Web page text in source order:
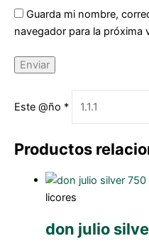
Guarda mi nombre,
navegador para la próxima
Este @ño *
Productos
licores
don julio